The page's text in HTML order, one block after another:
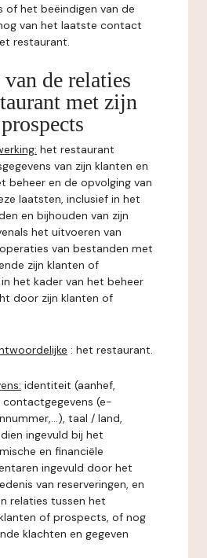
of het beëindigen van de
van het laatste contact
restaurant.
de relaties
met zijn
het restaurant
van zijn klanten en
beheer en de opvolging van
laatsten, inclusief in het
en bijhouden van zijn
het uitvoeren van
van bestanden met
zijn klanten of
het kader van het beheer
door zijn klanten of
: het restaurant.
identiteit (aanhef,
contactgegevens (e-
taal / land,
ingevuld bij het
en financiële
ingevuld door het
van reserveringen, en
relaties tussen het
of prospects, of nog
klachten en gegeven